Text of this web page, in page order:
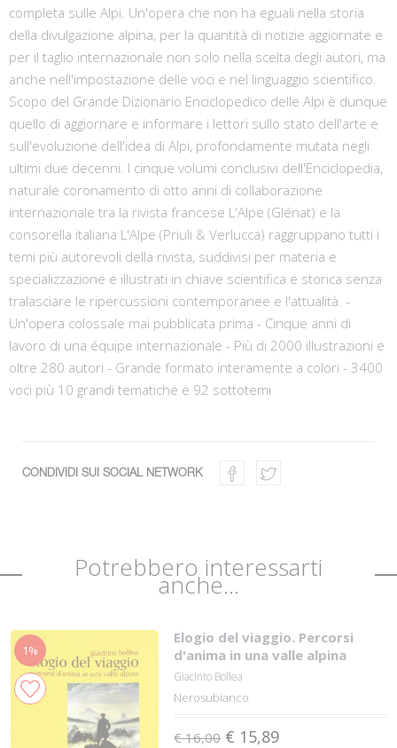
completa sulle Alpi. Un'opera che non ha eguali nella storia
della divulgazione alpina, per la quantità di notizie aggiornate e
per il taglio internazionale non solo nella scelta degli autori, ma
anche nell'impostazione delle voci e nel linguaggio scientifico.
Scopo del Grande Dizionario Enciclopedico delle Alpi è dunque
quello di aggiornare e informare i lettori sullo stato dell'arte e
sull'evoluzione dell'idea di Alpi, profondamente mutata negli
ultimi due decenni. I cinque volumi conclusivi dell'Enciclopedia,
naturale coronamento di otto anni di collaborazione
internazionale tra la rivista francese L'Alpe (Glénat) e la
consorella italiana L'Alpe (Priuli & Verlucca) raggruppano tutti i
temi più autorevoli della rivista, suddivisi per materia e
specializzazione e illustrati in chiave scientifica e storica senza
tralasciare le ripercussioni contemporanee e l'attualità. -
Un'opera colossale mai pubblicata prima - Cinque anni di
lavoro di una équipe internazionale - Più di 2000 illustrazioni e
oltre 280 autori - Grande formato interamente a colori - 3400
voci più 10 grandi tematiche e 92 sottotemi
CONDIVIDI SUI SOCIAL NETWORK
Potrebbero interessarti
anche...
1%
Elogio del viaggio. Percorsi
d'anima in una valle alpina
Giacinto Bollea
Nerosubianco
€ 16,00 € 15,89